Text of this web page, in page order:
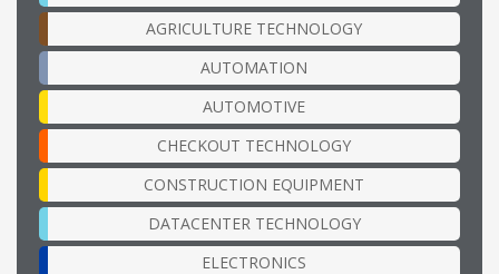
AGRICULTURE TECHNOLOGY
AUTOMATION
AUTOMOTIVE
CHECKOUT TECHNOLOGY
CONSTRUCTION EQUIPMENT
DATACENTER TECHNOLOGY
ELECTRONICS